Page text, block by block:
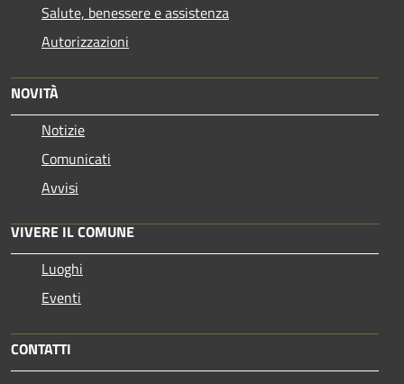
Salute, benessere e assistenza
Autorizzazioni
NOVITÀ
Notizie
Comunicati
Avvisi
VIVERE IL COMUNE
Luoghi
Eventi
CONTATTI